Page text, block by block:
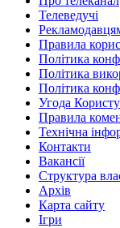
Телеведучі
Правила
Політика
Політика
Політика
Угода
Правила
Технічна
Контакти
Вакансії
Структура
Архів
Карта сайту
Ігри